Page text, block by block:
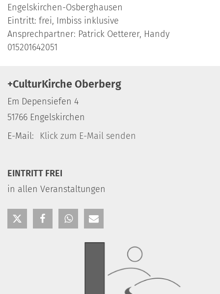
Engelskirchen-Osberghausen
Eintritt: frei, Imbiss inklusive
Ansprechpartner: Patrick Oetterer, Handy
015201642051
+CulturKirche Oberberg
Em Depensiefen 4
51766 Engelskirchen
E-Mail:
Klick zum E-Mail senden
EINTRITT FREI
in allen Veranstaltungen